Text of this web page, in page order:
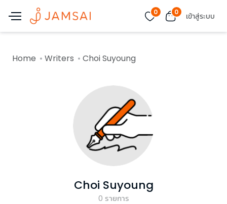
0 0 เข้าสู่ระบบ
Home Writers Choi Suyoung
Choi Suyoung
0 รายการ